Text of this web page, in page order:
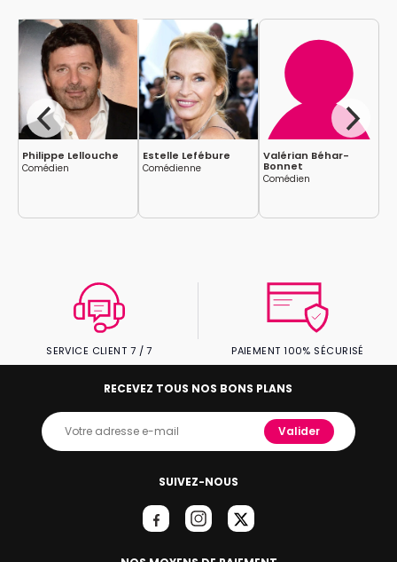
Philippe Lellouche
Comédien
Estelle Lefébure
Comédienne
Valérian Béhar-
Bonnet
Comédien
SERVICE CLIENT 7 / 7 PAIEMENT 100% SÉCURISÉ
SUIVEZ-NOUS
RECEVEZ TOUS NOS BONS PLANS
Valider